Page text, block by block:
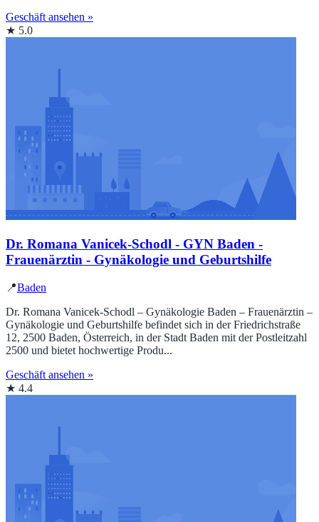
Geschäft ansehen »
★ 5.0
Dr. Romana Vanicek-Schodl - GYN Baden -
Frauenärztin - Gynäkologie und Geburtshilfe
📍Baden
Dr. Romana Vanicek-Schodl – Gynäkologie Baden – Frauenärztin –
Gynäkologie und Geburtshilfe befindet sich in der Friedrichstraße
12, 2500 Baden, Österreich, in der Stadt Baden mit der Postleitzahl
2500 und bietet hochwertige Produ...
Geschäft ansehen »
★ 4.4